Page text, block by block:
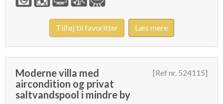
Tilføj til favoritter Læs mere
Moderne villa med
aircondition og privat
saltvandspool i mindre by
[Ref nr. 524115]